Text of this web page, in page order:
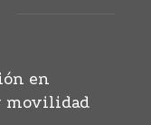
en
movilidad